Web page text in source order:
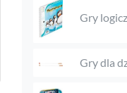
Gry
Gry dla